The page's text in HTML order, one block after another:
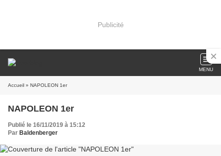
Publicité
MENU
Accueil » NAPOLEON 1er
NAPOLEON 1er
Publié le 16/11/2019 à 15:12
Par Baldenberger